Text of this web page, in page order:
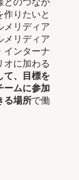
作りたいと
メリディア
メリディア
インターナ
オに加わる
て、​目標を
ームに参加
る場所で働